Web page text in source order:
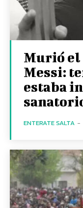
Murió el
Messi:
estaba
ENTERATE SALTA -